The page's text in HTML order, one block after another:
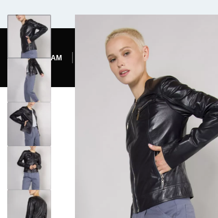
Комфортабельный микроавтобус
ЖЕНЩИНАМ МУЖЧИНАМ